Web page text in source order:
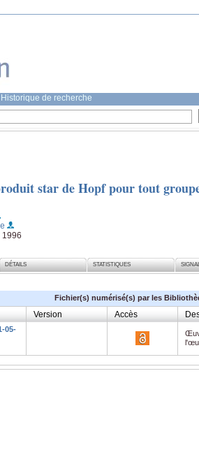
Historique de recherche
star de Hopf pour tout
1996
DÉTAILS STATISTIQUES
Fichier(s) numérisé(s) par les
Version Accès
05-